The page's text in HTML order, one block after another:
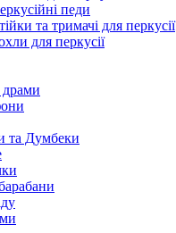
педи
та тримачі для перкусії
для перкусії
драми
та Думбеки